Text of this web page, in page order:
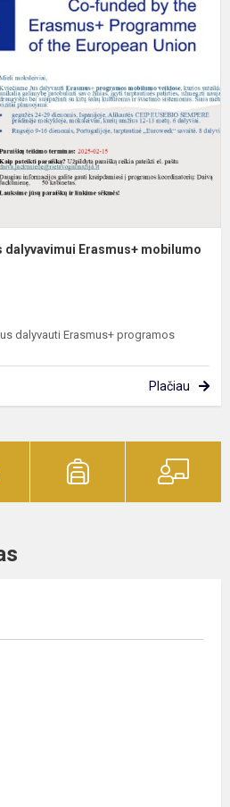
dalyvavimui Erasmus+ mobilumo
dalyvauti Erasmus+ programos
Plačiau